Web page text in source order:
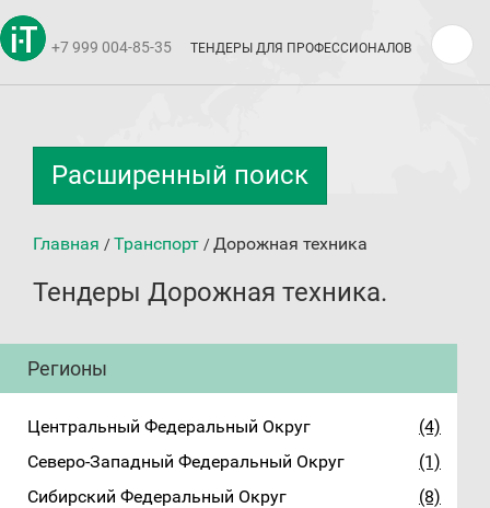
+7 999 004-85-35 ТЕНДЕРЫ ДЛЯ ПРОФЕССИОНАЛОВ
Расширенный поиск
Главная /Транспорт /Дорожная техника
Тендеры Дорожная техника.
Регионы
Центральный Федеральный Округ
(4)
Северо-Западный Федеральный Округ
(1)
Сибирский Федеральный Округ
(8)